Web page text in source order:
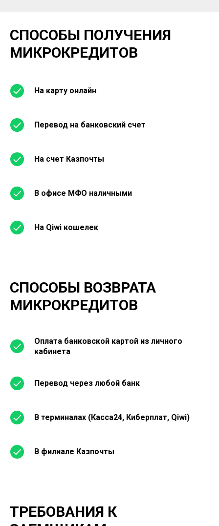
СПОСОБЫ ПОЛУЧЕНИЯ
МИКРОКРЕДИТОВ
На карту онлайн
Перевод на банковский счет
На счет Казпочты
В офисе МФО наличными
На Qiwi кошелек
СПОСОБЫ ВОЗВРАТА
МИКРОКРЕДИТОВ
Оплата банковской картой из личного
кабинета
Перевод через любой банк
В терминалах (Касса24, Киберплат, Qiwi)
В филиале Казпочты
ТРЕБОВАНИЯ К